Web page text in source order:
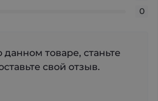
0
данном товаре, станьте
свой отзыв.